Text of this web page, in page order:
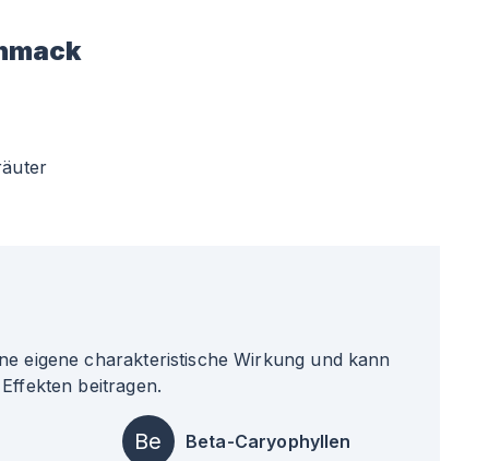
eigene charakteristische Wirkung und kann
beitragen.
Be Beta-Caryophyllen